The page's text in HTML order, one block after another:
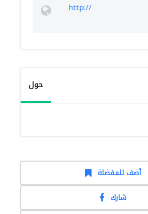
http://
حول
أضف للمفضلة
شارك